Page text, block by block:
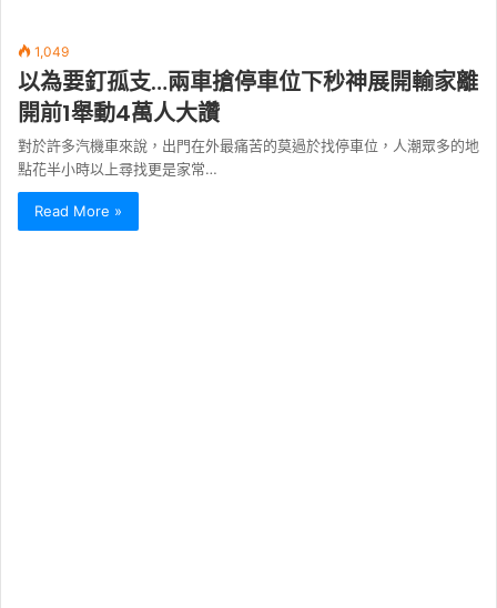
1,049
以為要釘孤支…兩車搶停車位下秒神展開輸家離
開前1舉動4萬人大讚
對於許多汽機車來說，出門在外最痛苦的莫過於找停車位，人潮眾多的地
點花半小時以上尋找更是家常…
Read More »